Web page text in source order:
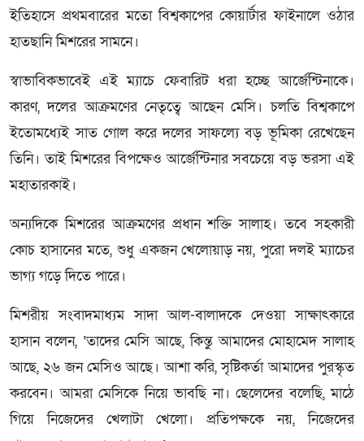
ইতিহাসে প্রথমবারের মতো বিশ্বকাপের কোয়ার্টার ফাইনালে ওঠার
হাতছানি মিশরের সামনে।
স্বাভাবিকভাবেই এই ম্যাচে ফেবারিট ধরা হচ্ছে আর্জেন্টিনাকে।
কারণ, দলের আক্রমণের নেতৃত্বে আছেন মেসি। চলতি বিশ্বকাপে
ইতোমধ্যেই সাত গোল করে দলের সাফল্যে বড় ভূমিকা রেখেছেন
তিনি। তাই মিশরের বিপক্ষেও আর্জেন্টিনার সবচেয়ে বড় ভরসা এই
মহাতারকাই।
অন্যদিকে মিশরের আক্রমণের প্রধান শক্তি সালাহ। তবে সহকারী
কোচ হাসানের মতে, শুধু একজন খেলোয়াড় নয়, পুরো দলই ম্যাচের
ভাগ্য গড়ে দিতে পারে।
মিশরীয় সংবাদমাধ্যম সাদা আল-বালাদকে দেওয়া সাক্ষাৎকারে
হাসান বলেন, ‘তাদের মেসি আছে, কিন্তু আমাদের মোহামেদ সালাহ
আছে, ২৬ জন মেসিও আছে। আশা করি, সৃষ্টিকর্তা আমাদের পুরস্কৃত
করবেন। আমরা মেসিকে নিয়ে ভাবছি না। ছেলেদের বলেছি, মাঠে
গিয়ে নিজেদের খেলাটা খেলো। প্রতিপক্ষকে নয়, নিজেদের